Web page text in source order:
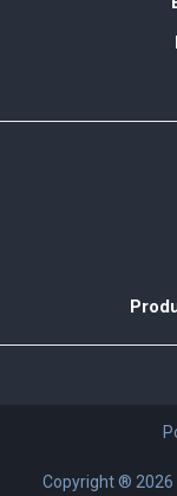
Copyright ® 2026